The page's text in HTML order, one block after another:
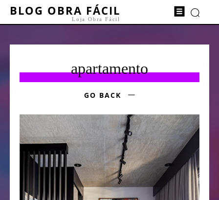
BLOG OBRA FÁCIL
Loja Obra Fácil
apartamento
GO BACK